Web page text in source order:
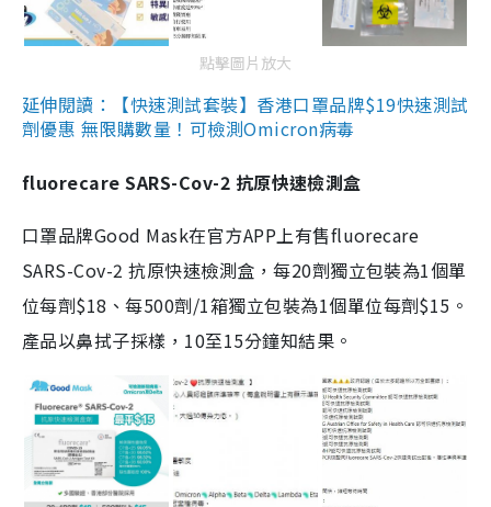
點擊圖片放大
延伸閱讀：【快速測試套裝】香港口罩品牌$19快速測試
劑優惠 無限購數量！可檢測Omicron病毒
fluorecare SARS-Cov-2 抗原快速檢測盒
口罩品牌Good Mask在官方APP上有售fluorecare
SARS-Cov-2 抗原快速檢測盒，每20劑獨立包裝為1個單
位每劑$18、每500劑/1箱獨立包裝為1個單位每劑$15。
產品以鼻拭子採樣，10至15分鐘知結果。